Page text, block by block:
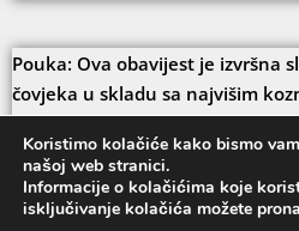
Pouka: Ova obavijest je izvršna
čovjeka u skladu sa najvišim
njega isključivo te protiv nje ne
Djelovanje protiv slobodne
kozmičke zakone uzroka i
poštuje slobodnu volju prema
Koristimo kolačiće kako bismo
našoj web stranici.
Informacije o kolačićima koje
isključivanje kolačića možete